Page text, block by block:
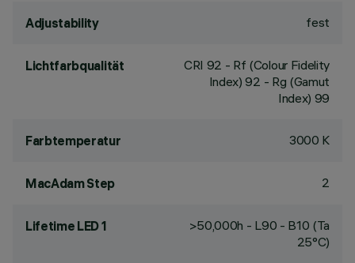
Adjustability fest
Lichtfarbqualität CRI 92 - Rf (Colour Fidelity
Index) 92 - Rg (Gamut
Index) 99
Farbtemperatur 3000 K
MacAdam Step 2
Lifetime LED 1
>50,000h - L90 - B10 (Ta
25°C)